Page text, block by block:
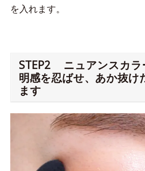
を入れます。
STEP2 ニュアンスカラ
明感を忍ばせ、あか抜け
ます